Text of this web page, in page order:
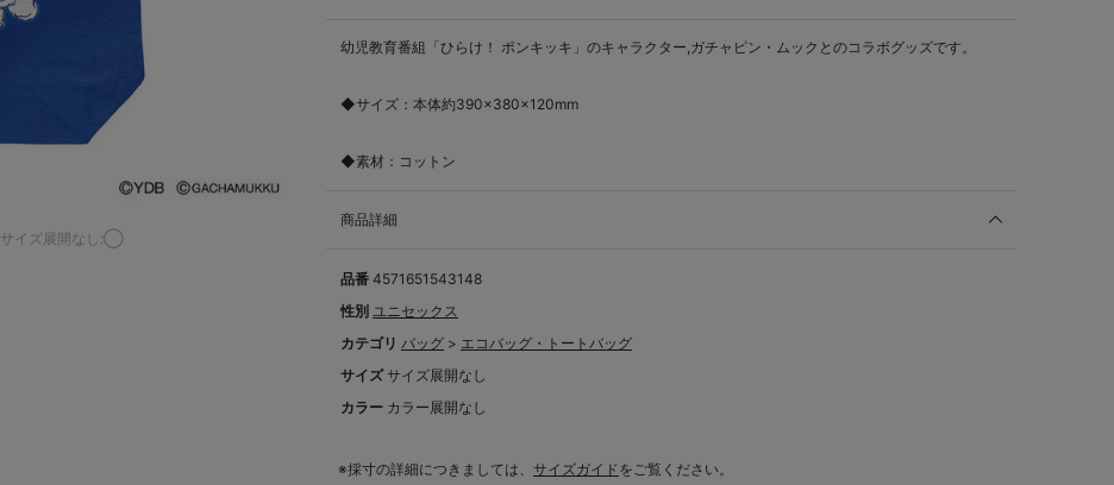
サイズ展開なし:◯
幼児教育番組「ひらけ！ ポンキッキ」のキャラクター,ガチャピン・ムックとのコラボグッズです。
◆サイズ：本体約390×380×120mm
◆素材：コットン
商品詳細
品番 4571651543148
性別 ユニセックス
カテゴリ バッグ > エコバッグ・トートバッグ
サイズ サイズ展開なし
カラー カラー展開なし
※採寸の詳細につきましては、 サイズガイドをご覧ください。